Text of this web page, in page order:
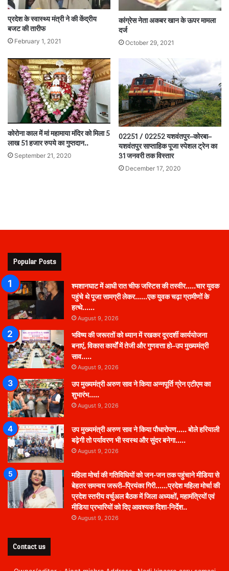
प्रदेश के स्वास्थ्य मंत्री ने की केंद्रीय
बजट की तारीफ
February 1, 2021
कांग्रेस नेता अकबर खान के ऊपर मामला
दर्ज
October 29, 2021
कोरोना काल में मां महामाया मंदिर को मिला 5
लाख 51 हजार रुपये का गुप्तदान..
September 21, 2020
02251 / 02252 यशवंतपुर–कोरबा–
यशवंतपुर साप्ताहिक पूजा स्पेशल ट्रेन का
31 जनवरी तक विस्तार
December 17, 2020
Popular Posts
श्मशानघाट में आधी रात चीफ जस्टिस की तस्वीर…..चार युवक
पहुंचे थे पूजा सामग्री लेकर……एक युवक चढ़ा ग्रामीणों के
हत्थे……
August 9, 2026
भविष्य की जरूरतों को ध्यान में रखकर दूरदर्शी कार्ययोजना
बनाएं, विकास कार्यों में तेजी और गुणवत्ता हो–उप मुख्यमंत्री
साव…..
August 9, 2026
उप मुख्यमंत्री अरुण साव ने किया अन्नपूर्ति ग्रेन एटीएम का
शुभारंभ…..
August 9, 2026
उप मुख्यमंत्री अरुण साव ने किया पौधारोपण….. बोले हरियाली
बढ़ेगी तो पर्यावरण भी स्वस्थ और सुंदर बनेगा…..
August 9, 2026
महिला मोर्चा की गतिविधियों को जन-जन तक पहुंचाने मीडिया से
बेहतर समन्वय जरूरी–प्रियंका गिरी……प्रदेश महिला मोर्चा की
प्रदेश स्तरीय वर्चुअल बैठक में जिला अध्यक्षों, महामंत्रियों एवं
मीडिया प्रभारियों को दिए आवश्यक दिशा-निर्देश..
August 9, 2026
Contact us